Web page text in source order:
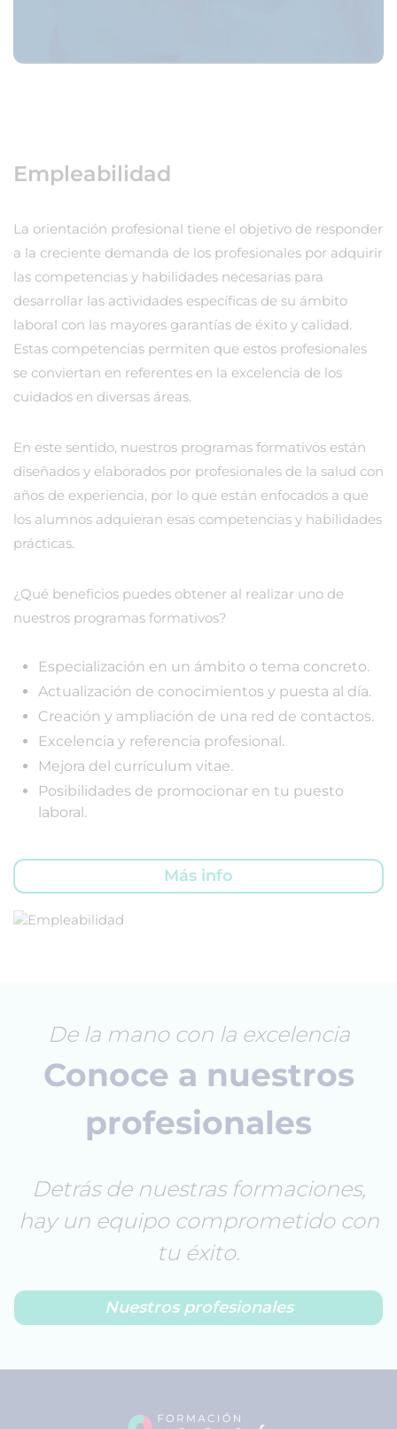
Empleabilidad
La orientación profesional tiene el objetivo de responder
a la creciente demanda de los profesionales por adquirir
las competencias y habilidades necesarias para
desarrollar las actividades específicas de su ámbito
laboral con las mayores garantías de éxito y calidad.
Estas competencias permiten que estos profesionales
se conviertan en referentes en la excelencia de los
cuidados en diversas áreas.
En este sentido, nuestros programas formativos están
diseñados y elaborados por profesionales de la salud con
años de experiencia, por lo que están enfocados a que
los alumnos adquieran esas competencias y habilidades
prácticas.
¿Qué beneficios puedes obtener al realizar uno de
nuestros programas formativos?
Especialización en un ámbito o tema concreto.
Actualización de conocimientos y puesta al día.
Creación y ampliación de una red de contactos.
Excelencia y referencia profesional.
Mejora del currículum vitae.
Posibilidades de promocionar en tu puesto
laboral.
Más info
De la mano con la excelencia
Conoce a nuestros
profesionales
Detrás de nuestras formaciones,
hay un equipo comprometido con
tu éxito.
Nuestros profesionales